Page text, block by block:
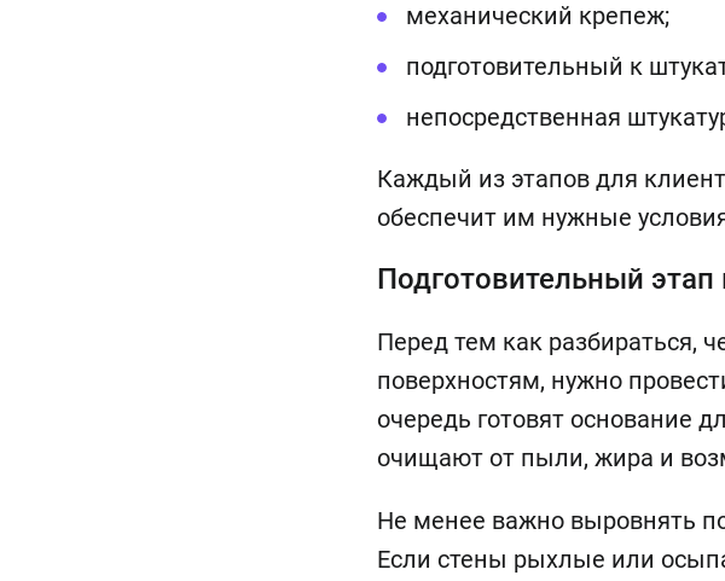
механический крепеж;
подготовительный к
непосредственная
Каждый из этапов для
обеспечит им нужные
Подготовительный
Перед тем как разбираться,
поверхностям, нужно
очередь готовят основание
очищают от пыли, жира и
Не менее важно выровнять
Если стены рыхлые или